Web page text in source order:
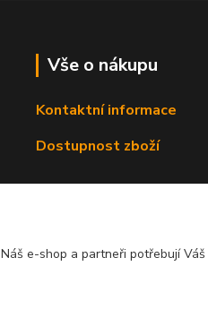
Vše o nákupu
Kontaktní informace
Dostupnost zboží
Náš e-shop a partneři potřebují Váš